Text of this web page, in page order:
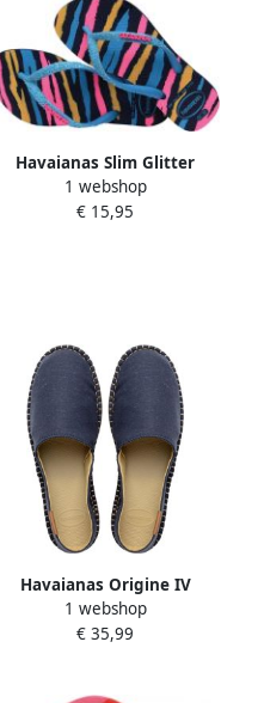
Havaianas Slim Glitter
Trendy Teenslippers Junior
1 webshop
€ 15,95
Havaianas Origine IV
espadrilles voor en zonder
veters
1 webshop
€ 35,99